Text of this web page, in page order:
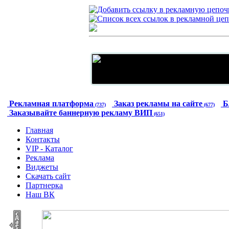
Рекламная платформа (737) Заказ рекламы на сайте (677)
Заказывайте баннерную рекламу ВИП (651)
Главная
Контакты
VIP - Каталог
Реклама
Виджеты
Скачать сайт
Партнерка
Наш ВК